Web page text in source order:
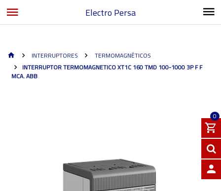
Electro Persa
0
INTERRUPTORES
TERMOMAGNÉTICOS
INTERRUPTOR TERMOMAGNETICO XT1C 160 TMD 100-1000 3P F F
MCA. ABB